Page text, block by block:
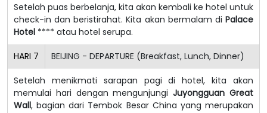
Setelah puas berbelanja, kita akan kembali ke hotel untuk
check-in dan beristirahat.Kita akan bermalam diPalace
Hotel **** atau hotel serupa.
HARI 7 BEIJING - DEPARTURE (Breakfast, Lunch, Dinner)
Setelah menikmati sarapan pagi di hotel, kita akan
memulai hari dengan mengunjungiJuyongguan Great
Wall, bagian dari Tembok Besar China yang merupakan